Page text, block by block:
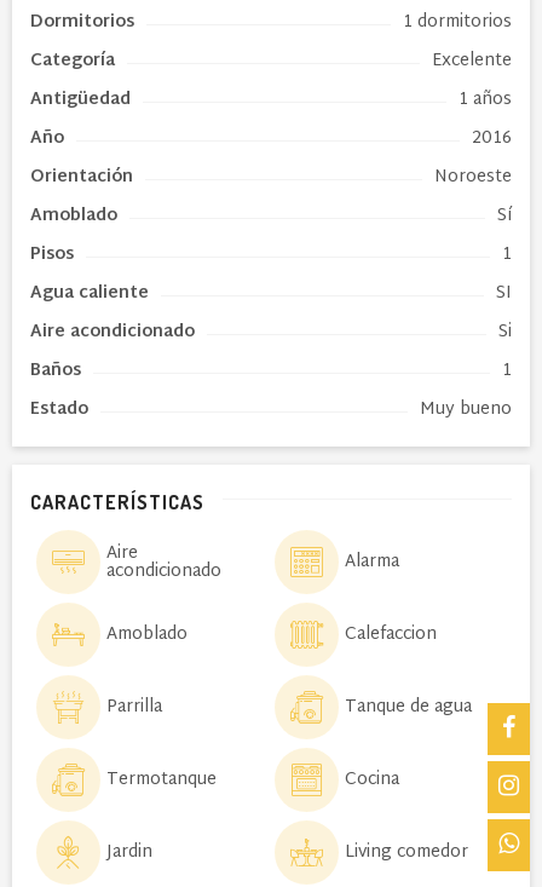
Dormitorios
1 dormitorios
Categoría
Excelente
Antigüedad
1 años
Año
2016
Orientación
Noroeste
Amoblado
Sí
Pisos
1
Agua caliente
SI
Aire acondicionado
Si
Baños
1
Estado
Muy bueno
CARACTERÍSTICAS
Aire
acondicionado Alarma
Amoblado Calefaccion
Parrilla Tanque de agua
Termotanque Cocina
Jardin Living comedor